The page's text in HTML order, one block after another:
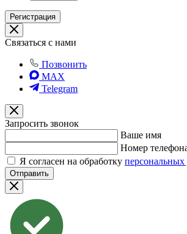
Регистрация
Связаться с нами
Позвонить
MAX
Telegram
Запросить звонок
Ваше имя
Номер
Я согласен на обработку
Отправить